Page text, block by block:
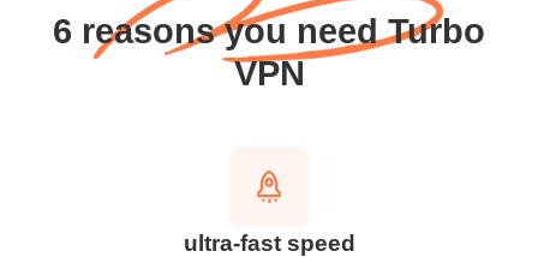
6 reasons you need Turbo
VPN
ultra-fast speed